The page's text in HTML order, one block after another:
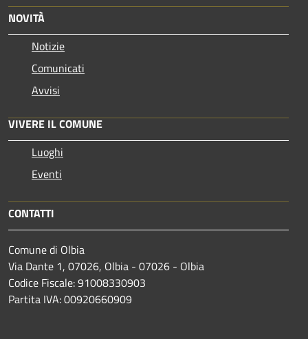
NOVITÀ
Notizie
Comunicati
Avvisi
VIVERE IL COMUNE
Luoghi
Eventi
CONTATTI
Comune di Olbia
Via Dante 1, 07026, Olbia - 07026 - Olbia
Codice Fiscale: 91008330903
Partita IVA: 00920660909